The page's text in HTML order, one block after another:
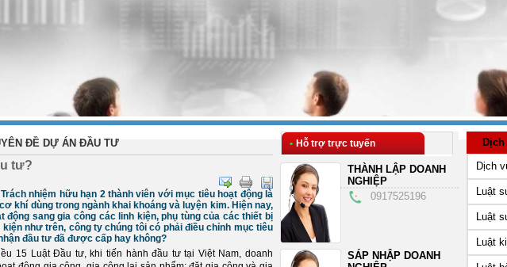
ĐỀ DỰ ÁN ĐẦU TƯ
tư?
nhiệm hữu hạn 2 thành viên với mục tiêu hoạt động là
khí dùng trong ngành khai khoáng và luyện kim. Hiện nay,
động sang gia công các linh kiện, phụ tùng của các thiết bị
như trên, công ty chúng tôi có phải điều chỉnh mục tiêu
đầu tư đã được cấp hay không?
15 Luật Đầu tư, khi tiến hành đầu tư tại Việt Nam, doanh
• Hỗ trợ trực tuyến
THÀNH LẬP DOANH
NGHIỆP
0917525196
SÁP NHẬP DOANH
Dịch
Dịch
Luật
Luật
Luật